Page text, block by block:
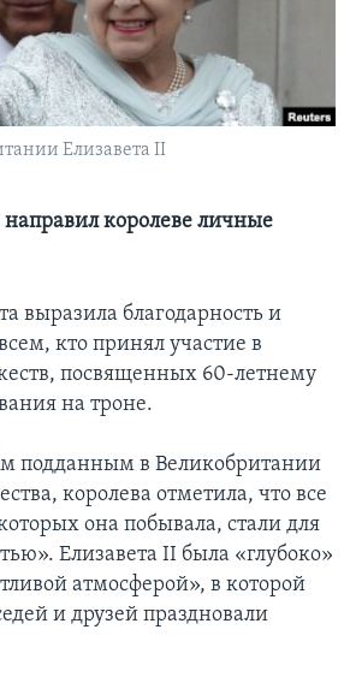
Елизавета II
королеве личные
выразила благодарность и
кто принял участие в
посвященных 60-летнему
на троне.
подданным в Великобритании
королева отметила, что все
она побывала, стали для
Елизавета II была «глубоко»
атмосферой», в которой
и друзей праздновали